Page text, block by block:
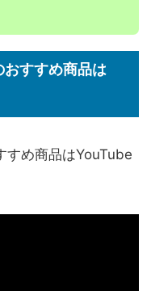
すすめ商品は
すめ商品はYouTube